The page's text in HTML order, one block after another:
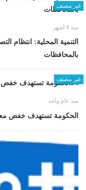
غير مصنف
منذ 8 أشهر
التنمية المحلية: انتظام
بالمحافظات
غير مصنف
منذ عام واحد
الحكومة تستهدف خفض معدل النمو